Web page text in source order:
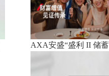
AXA安盛“盛利 II 储